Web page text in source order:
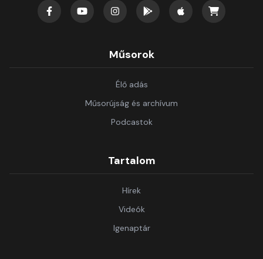
Műsorok
Élő adás
Műsorújság és archívum
Podcastok
Tartalom
Hírek
Videók
Igenaptár